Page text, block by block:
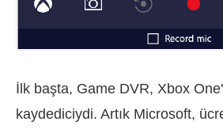
İlk başta, Game DVR, Xbox
kaydediciydi. Artık Microsoft,